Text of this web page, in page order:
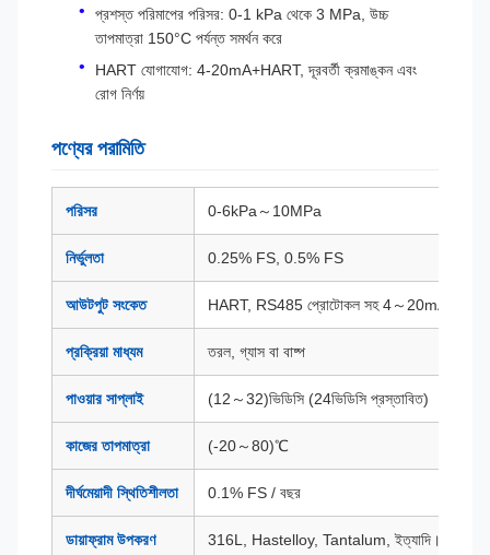
প্রশস্ত পরিমাপের পরিসর: 0-1 kPa থেকে 3 MPa, উচ্চ
তাপমাত্রা 150°C পর্যন্ত সমর্থন করে
HART যোগাযোগ: 4-20mA+HART, দূরবর্তী ক্রমাঙ্কন এবং
রোগ নির্ণয়
পণ্যের পরামিতি
পরিসর 0-6kPa～10MPa
নির্ভুলতা 0.25% FS, 0.5% FS
আউটপুট সংকেত HART, RS485 প্রোটোকল সহ 4～20mA
প্রক্রিয়া মাধ্যম তরল, গ্যাস বা বাষ্প
পাওয়ার সাপ্লাই (12～32)ভিডিসি (24ভিডিসি প্রস্তাবিত)
কাজের তাপমাত্রা (-20～80)℃
দীর্ঘমেয়াদী স্থিতিশীলতা 0.1% FS / বছর
ডায়াফ্রাম উপকরণ 316L, Hastelloy, Tantalum, ইত্যাদি।